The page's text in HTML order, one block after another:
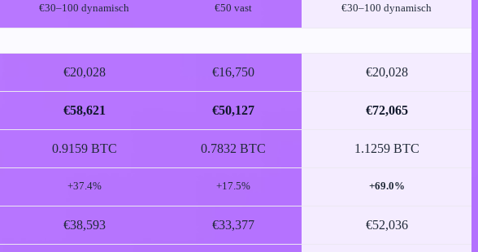
€30–100 dynamisch €50 vast €30–100 dynamisch
€20,028 €16,750 €20,028
€58,621 €50,127 €72,065
0.9159 BTC 0.7832 BTC 1.1259 BTC
+37.4% +17.5% +69.0%
€38,593 €33,377 €52,036